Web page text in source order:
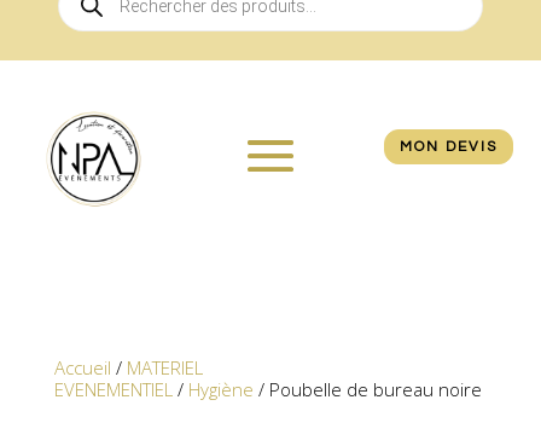
de
produits
MON DEVIS
Accueil / MATERIEL
EVENEMENTIEL/ Hygiène / Poubelle de bureau noire